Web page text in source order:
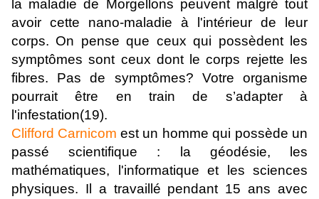
la maladie de Morgellons peuvent malgré tout
avoir cette nano-maladie à l'intérieur de leur
corps. On pense que ceux qui possèdent les
symptômes sont ceux dont le corps rejette les
fibres. Pas de symptômes? Votre organisme
pourrait être en train de s’adapter à
l'infestation(19).
Clifford Carnicom est un homme qui possède un
passé scientifique : la géodésie, les
mathématiques, l'informatique et les sciences
physiques. Il a travaillé pendant 15 ans avec